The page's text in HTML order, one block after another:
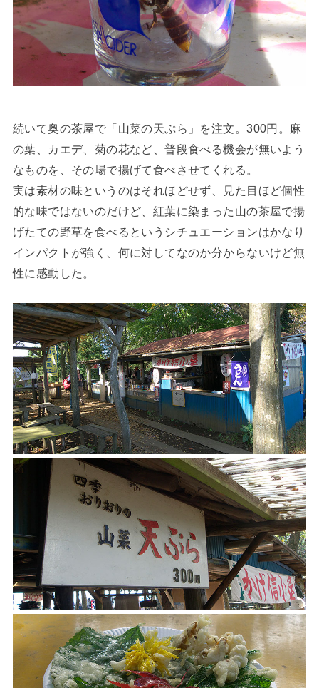
続いて奥の茶屋で「山菜の天ぷら」を注文。300円。麻
の葉、カエデ、菊の花など、普段食べる機会が無いよう
なものを、その場で揚げて食べさせてくれる。
実は素材の味というのはそれほどせず、見た目ほど個性
的な味ではないのだけど、紅葉に染まった山の茶屋で揚
げたての野草を食べるというシチュエーションはかなり
インパクトが強く、何に対してなのか分からないけど無
性に感動した。